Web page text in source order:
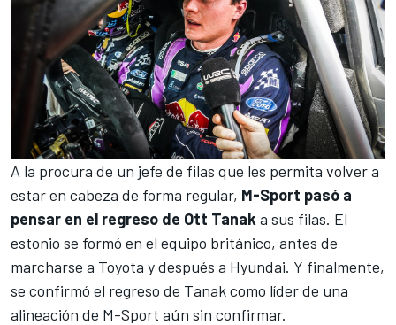
A la procura de un jefe de filas que les permita volver a
estar en cabeza de forma regular, M-Sport pasó a
pensar en el regreso de Ott Tanak a sus filas. El
estonio se formó en el equipo británico, antes de
marcharse a Toyota y después a Hyundai. Y finalmente,
se confirmó el regreso de Tanak como líder de una
alineación de M-Sport aún sin confirmar.